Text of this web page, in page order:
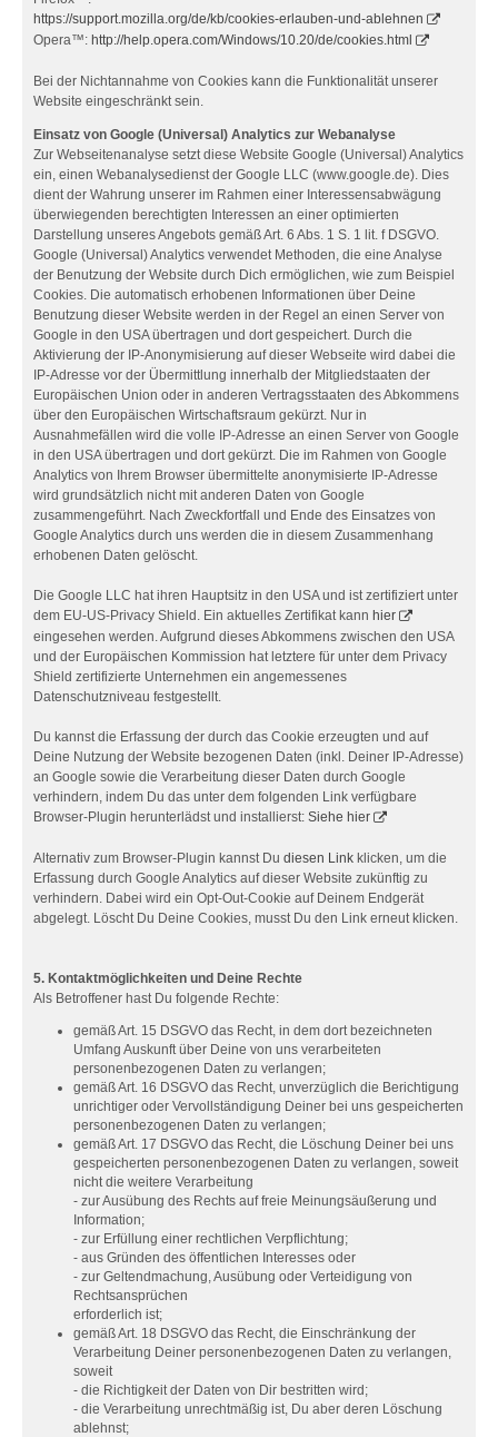
https://support.mozilla.org/de/kb/cookies-erlauben-und-ablehnen
Opera™: http://help.opera.com/Windows/10.20/de/cookies.html
Bei der Nichtannahme von Cookies kann die Funktionalität unserer
Website eingeschränkt sein.
Einsatz von Google (Universal) Analytics zur Webanalyse
Zur Webseitenanalyse setzt diese Website Google (Universal) Analytics
ein, einen Webanalysedienst der Google LLC (www.google.de). Dies
dient der Wahrung unserer im Rahmen einer Interessensabwägung
überwiegenden berechtigten Interessen an einer optimierten
Darstellung unseres Angebots gemäß Art. 6 Abs. 1 S. 1 lit. f DSGVO.
Google (Universal) Analytics verwendet Methoden, die eine Analyse
der Benutzung der Website durch Dich ermöglichen, wie zum Beispiel
Cookies. Die automatisch erhobenen Informationen über Deine
Benutzung dieser Website werden in der Regel an einen Server von
Google in den USA übertragen und dort gespeichert. Durch die
Aktivierung der IP-Anonymisierung auf dieser Webseite wird dabei die
IP-Adresse vor der Übermittlung innerhalb der Mitgliedstaaten der
Europäischen Union oder in anderen Vertragsstaaten des Abkommens
über den Europäischen Wirtschaftsraum gekürzt. Nur in
Ausnahmefällen wird die volle IP-Adresse an einen Server von Google
in den USA übertragen und dort gekürzt. Die im Rahmen von Google
Analytics von Ihrem Browser übermittelte anonymisierte IP-Adresse
wird grundsätzlich nicht mit anderen Daten von Google
zusammengeführt. Nach Zweckfortfall und Ende des Einsatzes von
Google Analytics durch uns werden die in diesem Zusammenhang
erhobenen Daten gelöscht.
Die Google LLC hat ihren Hauptsitz in den USA und ist zertifiziert unter
dem EU-US-Privacy Shield. Ein aktuelles Zertifikat kann hier
eingesehen werden. Aufgrund dieses Abkommens zwischen den USA
und der Europäischen Kommission hat letztere für unter dem Privacy
Shield zertifizierte Unternehmen ein angemessenes
Datenschutzniveau festgestellt.
Du kannst die Erfassung der durch das Cookie erzeugten und auf
Deine Nutzung der Website bezogenen Daten (inkl. Deiner IP-Adresse)
an Google sowie die Verarbeitung dieser Daten durch Google
verhindern, indem Du das unter dem folgenden Link verfügbare
Browser-Plugin herunterlädst und installierst: Siehe hier
Alternativ zum Browser-Plugin kannst Du diesen Link klicken, um die
Erfassung durch Google Analytics auf dieser Website zukünftig zu
verhindern. Dabei wird ein Opt-Out-Cookie auf Deinem Endgerät
abgelegt. Löscht Du Deine Cookies, musst Du den Link erneut klicken.
5. Kontaktmöglichkeiten und Deine Rechte
Als Betroffener hast Du folgende Rechte:
gemäß Art. 15 DSGVO das Recht, in dem dort bezeichneten
Umfang Auskunft über Deine von uns verarbeiteten
personenbezogenen Daten zu verlangen;
gemäß Art. 16 DSGVO das Recht, unverzüglich die Berichtigung
unrichtiger oder Vervollständigung Deiner bei uns gespeicherten
personenbezogenen Daten zu verlangen;
gemäß Art. 17 DSGVO das Recht, die Löschung Deiner bei uns
gespeicherten personenbezogenen Daten zu verlangen, soweit
nicht die weitere Verarbeitung
- zur Ausübung des Rechts auf freie Meinungsäußerung und
Information;
- zur Erfüllung einer rechtlichen Verpflichtung;
- aus Gründen des öffentlichen Interesses oder
- zur Geltendmachung, Ausübung oder Verteidigung von
Rechtsansprüchen
erforderlich ist;
gemäß Art. 18 DSGVO das Recht, die Einschränkung der
Verarbeitung Deiner personenbezogenen Daten zu verlangen,
soweit
- die Richtigkeit der Daten von Dir bestritten wird;
- die Verarbeitung unrechtmäßig ist, Du aber deren Löschung
ablehnst;